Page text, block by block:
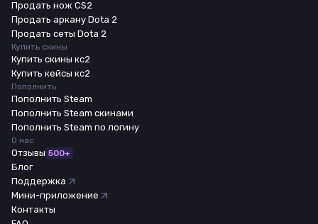
Продать нож CS2
Продать аркану Dota 2
Продать сеты Dota 2
Купить скины
Купить скины кс2
Купить кейсы кс2
Пополнить
Пополнить Steam
Пополнить Steam скинами
Пополнить Steam по логину
О нас
Отзывы 500+
Блог
Поддержка
Мини-приложение
Контакты